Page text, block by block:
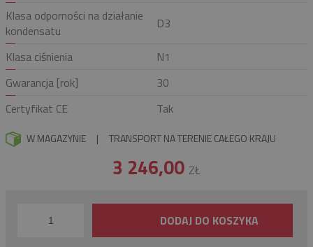
Klasa odporności na działanie
kondensatu
D3
Klasa ciśnienia
N1
Gwarancja [rok]
30
Certyfikat CE
Tak
W MAGAZYNIE | TRANSPORT NA TERENIE CAŁEGO KRAJU
3 246,00 ZŁ
DODAJ DO KOSZYKA